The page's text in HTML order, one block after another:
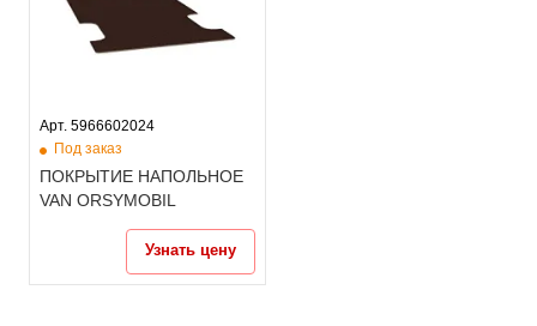
Арт. 5966602024
Под заказ
ПОКРЫТИЕ НАПОЛЬНОЕ
VAN ORSYMOBIL
Узнать цену